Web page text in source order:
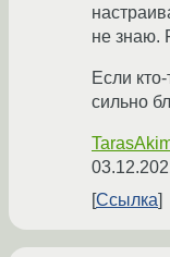
не знаю.
Если
сильно
Ссылка